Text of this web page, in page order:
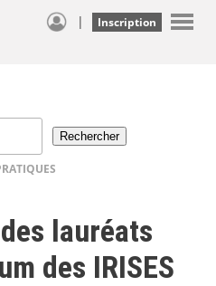
| Inscription
lauréats
des IRISES